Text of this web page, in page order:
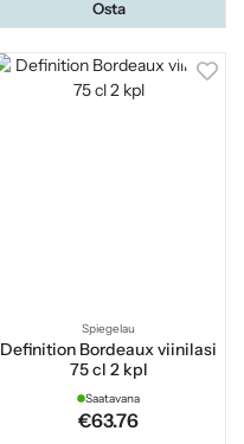
Osta
Spiegelau
Definition Bordeaux viinilasi
75 cl 2 kpl
Saatavana
€63.76